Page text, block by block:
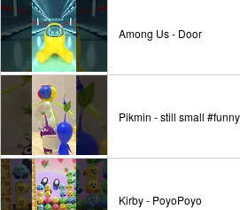
Among Us - Door
Pikmin - still small
Kirby - PoyoPoyo